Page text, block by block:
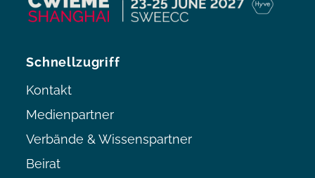
Schnellzugriff
Kontakt
Medienpartner
Verbände & Wissenspartner
Beirat